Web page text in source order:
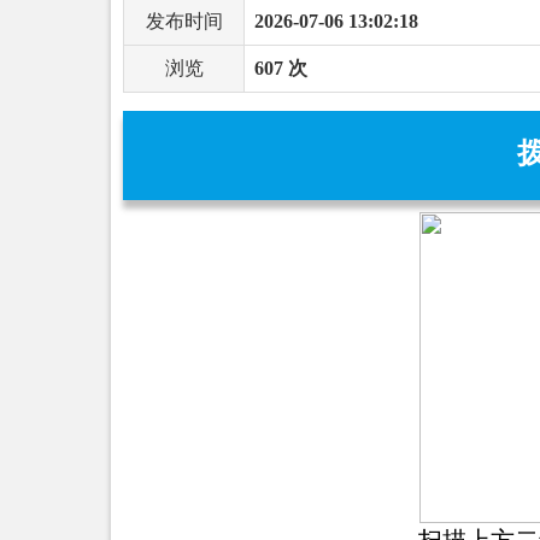
发布时间 2026-07-06 13:02:18
浏览 607 次